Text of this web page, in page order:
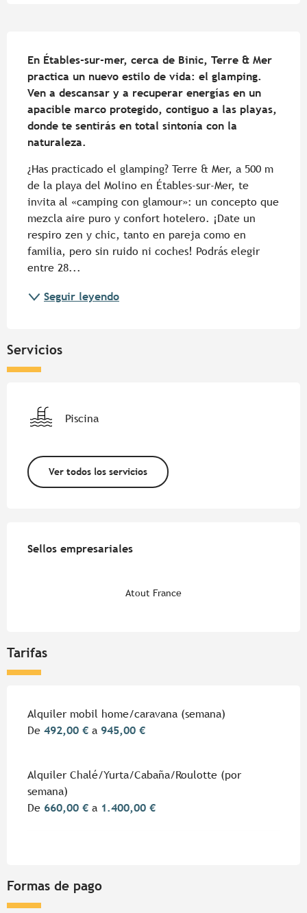
En Étables-sur-mer, cerca de Binic, Terre & Mer
practica un nuevo estilo de vida: el glamping.
Ven a descansar y a recuperar energías en un
apacible marco protegido, contiguo a las playas,
donde te sentirás en total sintonía con la
naturaleza.
¿Has practicado el glamping? Terre & Mer, a 500 m
de la playa del Molino en Étables-sur-Mer, te
invita al «camping con glamour»: un concepto que
mezcla aire puro y confort hotelero. ¡Date un
respiro zen y chic, tanto en pareja como en
familia, pero sin ruido ni coches! Podrás elegir
entre 28...
Seguir leyendo
Servicios
Piscina
Ver todos los servicios
Sellos empresariales
Sellos empresariales
Atout France
Tarifas
Tarifas 2026
Alquiler mobil home/caravana (semana)
De 492,00 € a 945,00 €
Alquiler Chalé/Yurta/Cabaña/Roulotte (por
semana)
De 660,00 € a 1.400,00 €
Formas de pago